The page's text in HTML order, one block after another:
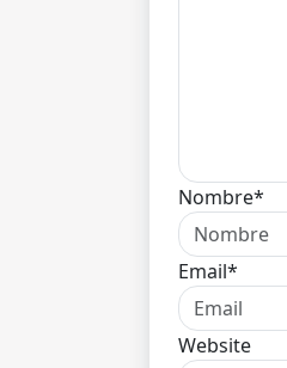
Nombre*
Email*
Website